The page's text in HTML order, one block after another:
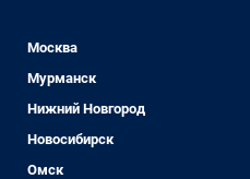
Москва
Мурманск
Нижний Новгород
Новосибирск
Омск